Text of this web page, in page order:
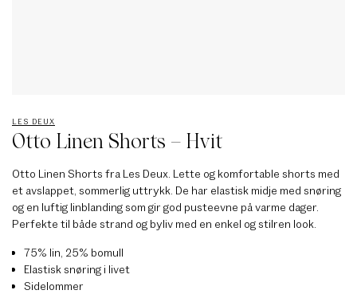
LES DEUX
Otto Linen Shorts – Hvit
Otto Linen Shorts fra Les Deux. Lette og komfortable shorts med
et avslappet, sommerlig uttrykk. De har elastisk midje med snøring
og en luftig linblanding som gir god pusteevne på varme dager.
Perfekte til både strand og byliv med en enkel og stilren look.
75% lin, 25% bomull
Elastisk snøring i livet
Sidelommer